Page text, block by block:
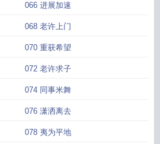
066 进展加速
068 老许上门
070 重获希望
072 老许求子
074 同事米舞
076 潇洒离去
078 夷为平地